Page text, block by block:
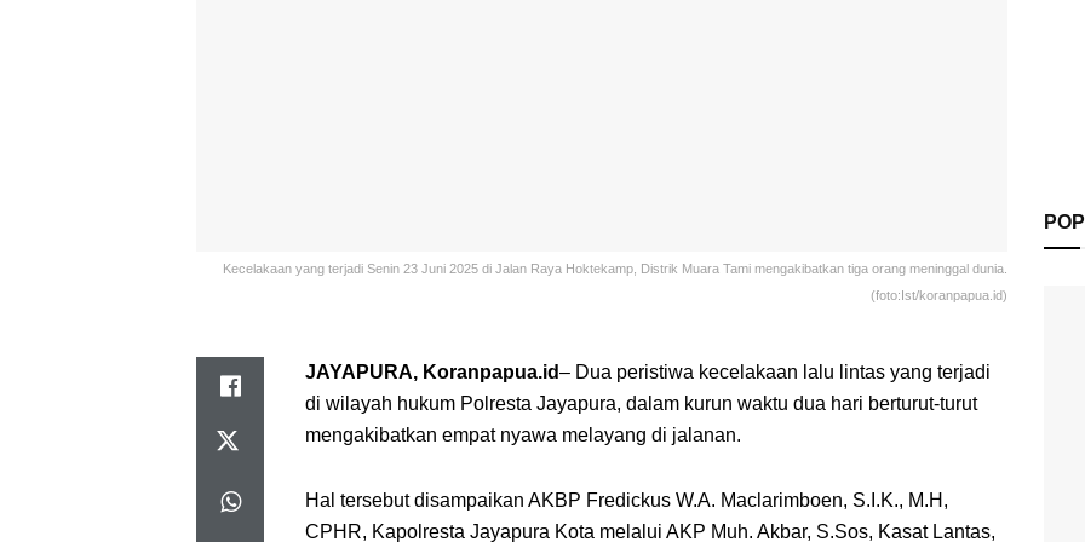
Kecelakaan yang terjadi Senin 23 Juni 2025 di Jalan Raya Hoktekamp, Distrik Muara Tami mengakibatkan tiga orang meninggal dunia.
(foto:Ist/koranpapua.id)
JAYAPURA, Koranpapua.id– Dua peristiwa kecelakaan lalu lintas yang terjadi
di wilayah hukum Polresta Jayapura, dalam kurun waktu dua hari berturut-turut
mengakibatkan empat nyawa melayang di jalanan.
‎‎Hal tersebut disampaikan AKBP Fredickus W.A. Maclarimboen, S.I.K., M.H,
CPHR, Kapolresta Jayapura Kota melalui AKP Muh. Akbar, S.Sos, Kasat Lantas,